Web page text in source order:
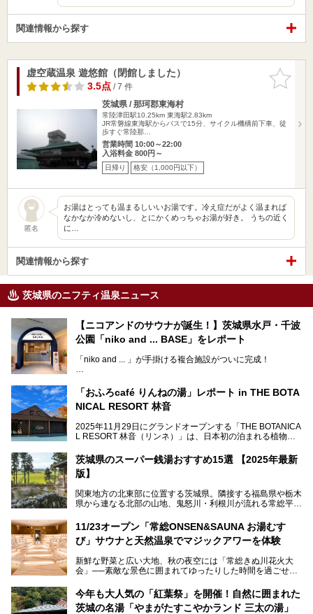
関連情報から探す
お気に入
りに追加
虚空蔵温泉 遊悠館（閉館しました）
3.5点/ 7 件
茨城県 / 那珂郡東海村
常陸津田駅10.25km 東海駅2.83km
JR常磐線東海駅からバスで15分、サイクル機構前下車、徒
歩すぐ常陸那…
営業時間 10:00～22:00
入浴料金 800円～
日帰り 格安（1,000円以下）
匿名
お湯はとっても温まるしいいお湯です。冷え症だがよく温まれば
なかなか冷めないし、とにかくめっちゃお湯が好き。 うちの近く
に…
関連情報から探す
茨城県のニフティ温泉ニュース
【ニコアンドのサウナが誕生！】茨城県水戸・千波
公園「niko and ... BASE」をレポート
「niko and ... 」が手掛ける複合施設がついに完成！
茨城県水戸・千波公園に2026年4月23日（木）待望のオー
プンを迎えます。
この記事では、オープンに先駆けプレス向けに行われた体験
施設を体験してきました！
「おふろcafé りんねの湯」レポート in THE BOTA
NICAL RESORT 林音
2025年11月29日にグランドオープンする「THE BOTANICA
L RESORT 林音（リンネ）」は、日本初の泊まれる植物
験型リゾートです。その中でも注目されているのが「おふろ
café りんねの湯」。内覧会に参加して、ひと足お先に体験
してきました。
茨城県のスーパー銭湯おすすめ15選 【2025年最新
版】
関東地方の北東部に位置する茨城県。隣接する福島県や栃木
県から連なる北部の山地、鬼怒川・利根川が流れる常総平野
に日立や大洗、鹿島など数々の漁港が並ぶ東部の太平洋岸
と、同じ県内でもさまざまな景色を見られるのが魅力です。
が特徴的。なかでもおすすめのスーパー銭湯をご紹介しま
す。
11/23オープン「常総ONSEN&SAUNA お湯むす
び」サウナと天然温泉でマジックアワーを体験
新鮮な野菜と広い大地、秋の夜空には「常総きぬ川花火大
会」──素敵な景色に囲まれてゆったりした時間を過ごせる
温浴施設「常総ONSEN&SAUNA お湯むすび」がオープンし
ます。
今年も大人気の「紅葉祭」を開催！自然に囲まれた
茨城の名湯「やまがたすこやかランド 三太の湯」